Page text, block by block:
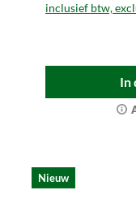
inclusief btw,
In
Nieuw